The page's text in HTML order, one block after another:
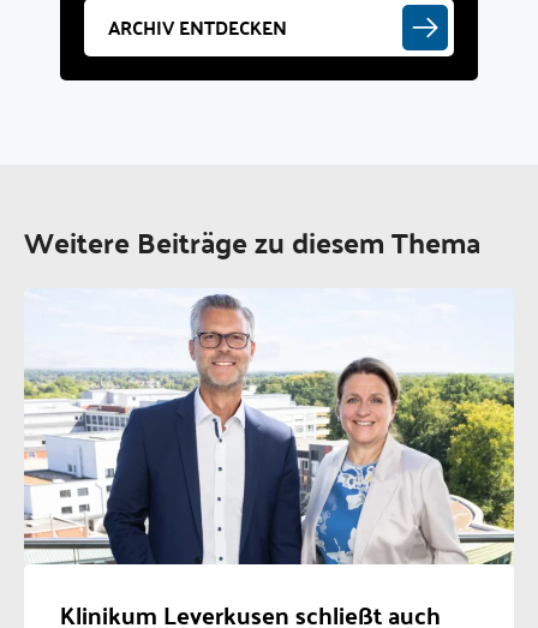
ARCHIV ENTDECKEN
Weitere Beiträge zu diesem Thema
Klinikum Leverkusen schließt auch